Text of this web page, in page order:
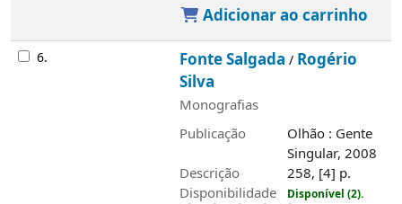
Adicionar ao carrinho
6. Fonte Salgada / Rogério
Silva
Monografias
Publicação
Olhão : Gente
Singular, 2008
Descrição
258, [4] p.
Disponibilidade
Disponível (2).